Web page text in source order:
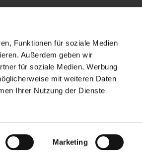
Funktionen für soziale Medien
Außerdem geben wir
für soziale Medien, Werbung
mit weiteren Daten
Ihrer Nutzung der Dienste
Marketing